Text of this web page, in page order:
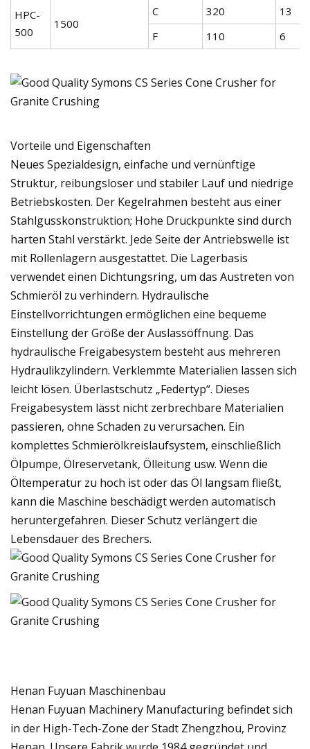
HPC-
500
1500
C 320
13
F
110 6
Vorteile und Eigenschaften
Neues Spezialdesign, einfache und vernünftige
Struktur, reibungsloser und stabiler Lauf und niedrige
Betriebskosten. Der Kegelrahmen besteht aus einer
Stahlgusskonstruktion; Hohe Druckpunkte sind durch
harten Stahl verstärkt. Jede Seite der Antriebswelle ist
mit Rollenlagern ausgestattet. Die Lagerbasis
verwendet einen Dichtungsring, um das Austreten von
Schmieröl zu verhindern. Hydraulische
Einstellvorrichtungen ermöglichen eine bequeme
Einstellung der Größe der Auslassöffnung. Das
hydraulische Freigabesystem besteht aus mehreren
Hydraulikzylindern. Verklemmte Materialien lassen sich
leicht lösen. Überlastschutz „Federtyp“. Dieses
Freigabesystem lässt nicht zerbrechbare Materialien
passieren, ohne Schaden zu verursachen. Ein
komplettes Schmierölkreislaufsystem, einschließlich
Ölpumpe, Ölreservetank, Ölleitung usw. Wenn die
Öltemperatur zu hoch ist oder das Öl langsam fließt,
kann die Maschine beschädigt werden automatisch
heruntergefahren. Dieser Schutz verlängert die
Lebensdauer des Brechers.
Henan Fuyuan Maschinenbau
Henan Fuyuan Machinery Manufacturing befindet sich
in der High-Tech-Zone der Stadt Zhengzhou, Provinz